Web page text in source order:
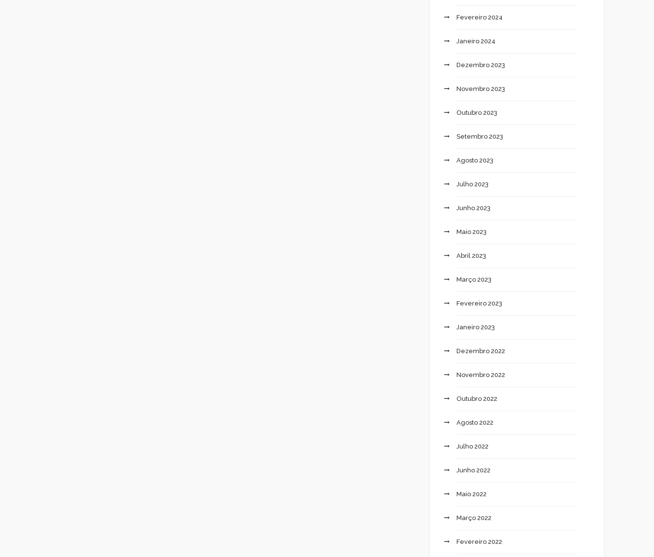
Fevereiro 2024
Janeiro 2024
Dezembro 2023
Novembro 2023
Outubro 2023
Setembro 2023
Agosto 2023
Julho 2023
Junho 2023
Maio 2023
Abril 2023
Março 2023
Fevereiro 2023
Janeiro 2023
Dezembro 2022
Novembro 2022
Outubro 2022
Agosto 2022
Julho 2022
Junho 2022
Maio 2022
Março 2022
Fevereiro 2022